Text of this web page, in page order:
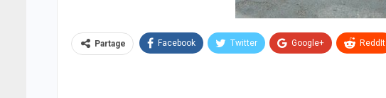
Partage Facebook Twitter Google+ ReddIt